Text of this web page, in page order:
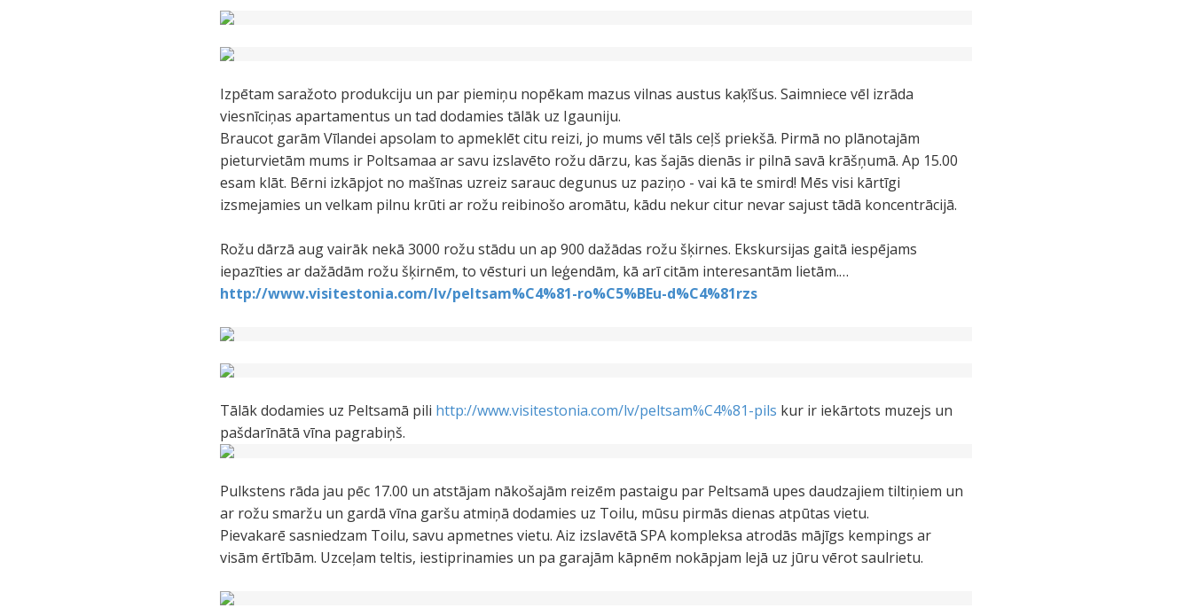
Izpētam saražoto produkciju un par piemiņu nopēkam mazus vilnas austus kaķīšus. Saimniece vēl izrāda
viesnīciņas apartamentus un tad dodamies tālāk uz Igauniju.
Braucot garām Vīlandei apsolam to apmeklēt citu reizi, jo mums vēl tāls ceļš priekšā. Pirmā no plānotajām
pieturvietām mums ir Poltsamaa ar savu izslavēto rožu dārzu, kas šajās dienās ir pilnā savā krāšņumā. Ap 15.00
esam klāt. Bērni izkāpjot no mašīnas uzreiz sarauc degunus uz paziņo - vai kā te smird! Mēs visi kārtīgi
izsmejamies un velkam pilnu krūti ar rožu reibinošo aromātu, kādu nekur citur nevar sajust tādā koncentrācijā.
Rožu dārzā aug vairāk nekā 3000 rožu stādu un ap 900 dažādas rožu šķirnes. Ekskursijas gaitā iespējams
iepazīties ar dažādām rožu šķirnēm, to vēsturi un leģendām, kā arī citām interesantām lietām.…
http://www.visitestonia.com/lv/peltsam%C4%81-ro%C5%BEu-d%C4%81rzs
Tālāk dodamies uz Peltsamā pili http://www.visitestonia.com/lv/peltsam%C4%81-pils kur ir iekārtots muzejs un
pašdarīnātā vīna pagrabiņš.
Pulkstens rāda jau pēc 17.00 un atstājam nākošajām reizēm pastaigu par Peltsamā upes daudzajiem tiltiņiem un
ar rožu smaržu un gardā vīna garšu atmiņā dodamies uz Toilu, mūsu pirmās dienas atpūtas vietu.
Pievakarē sasniedzam Toilu, savu apmetnes vietu. Aiz izslavētā SPA kompleksa atrodās mājīgs kempings ar
visām ērtībām. Uzceļam teltis, iestiprinamies un pa garajām kāpnēm nokāpjam lejā uz jūru vērot saulrietu.